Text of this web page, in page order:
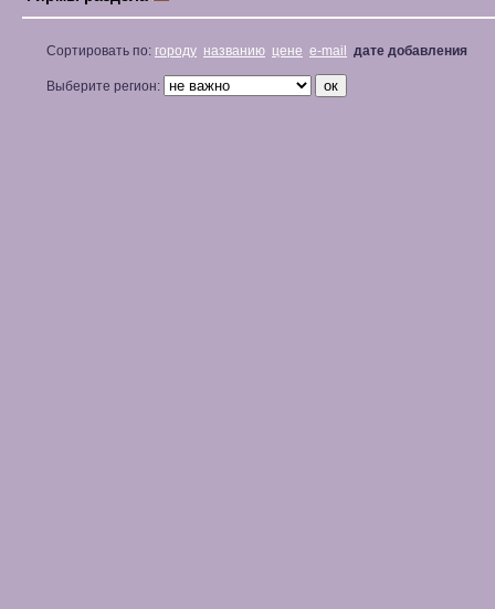
Сортировать по: городу названию цене e-mail дате добавления
Выберите регион: